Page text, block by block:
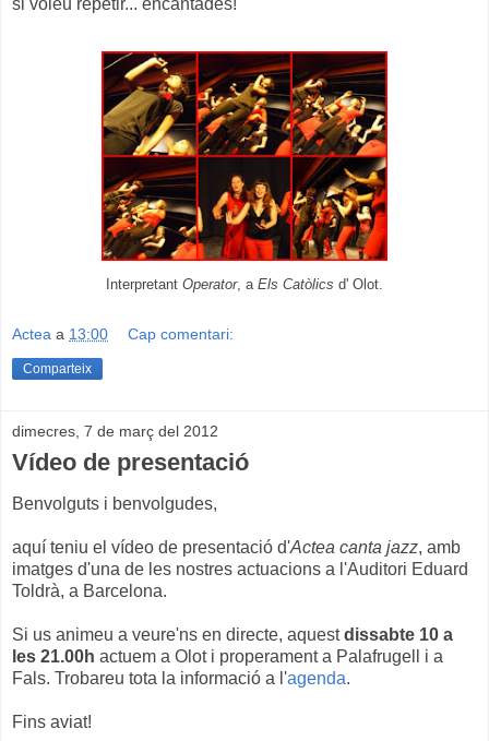
si voleu repetir... encantades!
Interpretant Operator, a Els Catòlics d' Olot.
Actea a 13:00 Cap comentari:
Comparteix
dimecres, 7 de març del 2012
Vídeo de presentació
Benvolguts i benvolgudes,
aquí teniu el vídeo de presentació d'Actea canta jazz, amb
imatges d'una de les nostres actuacions a l'Auditori Eduard
Toldrà, a Barcelona.
Si us animeu a veure'ns en directe, aquestdissabte 10 a
les 21.00h actuem a Olot i properament a Palafrugell i a
Fals. Trobareu tota la informació a l'agenda.
Fins aviat!